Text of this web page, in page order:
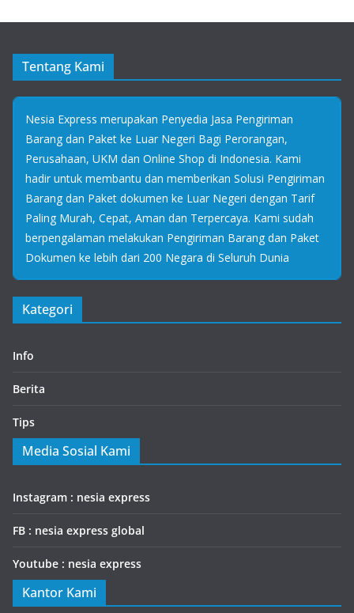
Tentang Kami
Nesia Express merupakan Penyedia Jasa Pengiriman
Barang dan Paket ke Luar Negeri Bagi Perorangan,
Perusahaan, UKM dan Online Shop di Indonesia. Kami
hadir untuk membantu dan memberikan Solusi Pengiriman
Barang dan Paket dokumen ke Luar Negeri dengan Tarif
Paling Murah, Cepat, Aman dan Terpercaya. Kami sudah
berpengalaman melakukan Pengiriman Barang dan Paket
Dokumen ke lebih dari 200 Negara di Seluruh Dunia
Kategori
Info
Berita
Tips
Media Sosial Kami
Instagram : nesia express
FB : nesia express global
Youtube : nesia express
Kantor Kami